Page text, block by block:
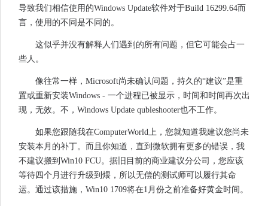
导致我们相信使用的Windows Update软件对于Build 16299.64而
言，使用的不同是不同的。
这似乎并没有解释人们遇到的所有问题，但它可能会占一
些人。
像往常一样，Microsoft尚未确认问题，持久的“建议”是重
置或重新安装Windows - 一个进程已被显示，时间和时间再次出
现，无效。不，Windows Update qubleshooter也不工作。
如果您跟随我在ComputerWorld上，您就知道我建议您尚未
安装本月的补丁。而且你知道，直到微软拥有更多的错误，我
不建议搬到Win10 FCU。据旧目前的商业建议分公司，您应该
等待四个月进行升级到煨，所以无偿的测试师可以履行其命
运。通过该措施，Win10 1709将在1月份之前准备好黄金时间。